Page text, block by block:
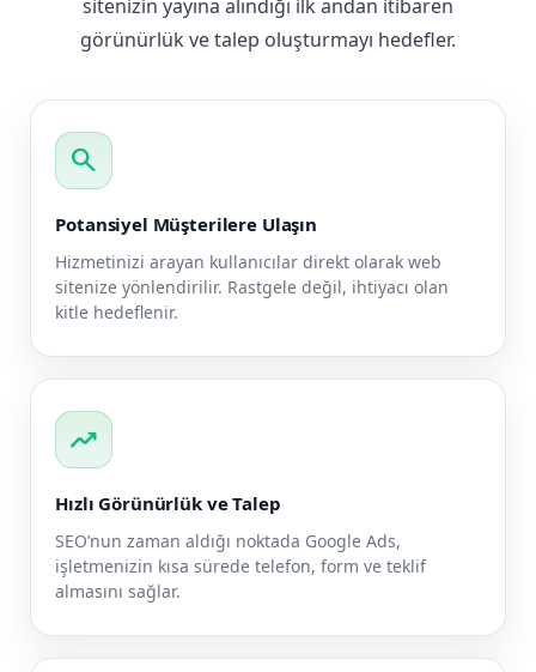
sitenizin yayına alındığı ilk andan itibaren
görünürlük ve talep oluşturmayı hedefler.
search
Potansiyel Müşterilere Ulaşın
Hizmetinizi arayan kullanıcılar direkt olarak web
sitenize yönlendirilir. Rastgele değil, ihtiyacı olan
kitle hedeflenir.
trending_up
Hızlı Görünürlük ve Talep
SEO’nun zaman aldığı noktada Google Ads,
işletmenizin kısa sürede telefon, form ve teklif
almasını sağlar.